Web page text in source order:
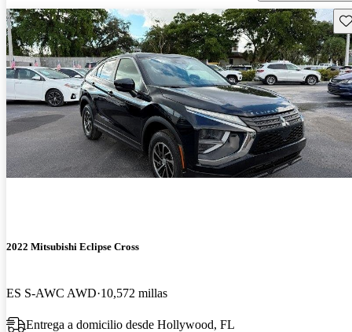
2022 Mitsubishi Eclipse Cross
ES S-AWC AWD 10,572 millas
Entrega a domicilio desde Hollywood, FL